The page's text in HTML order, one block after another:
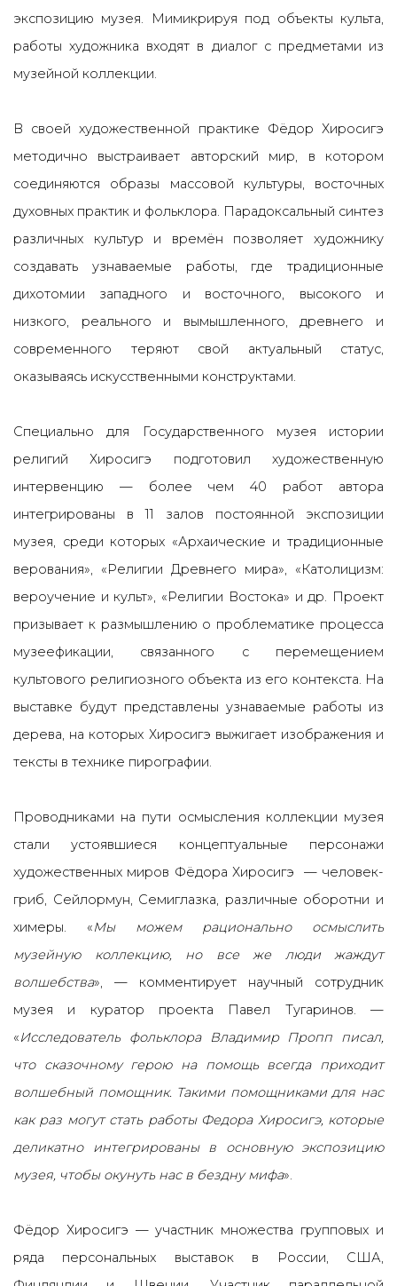
экспозицию музея. Мимикрируя под объекты культа,
работы художника входят в диалог с предметами из
музейной коллекции.
В своей художественной практике Фёдор Хиросигэ
методично выстраивает авторский мир, в котором
соединяются образы массовой культуры, восточных
духовных практик и фольклора. Парадоксальный синтез
различных культур и времён позволяет художнику
создавать узнаваемые работы, где традиционные
дихотомии западного и восточного, высокого и
низкого, реального и вымышленного, древнего и
современного теряют свой актуальный статус,
оказываясь искусственными конструктами.
Специально для Государственного музея истории
религий Хиросигэ подготовил художественную
интервенцию — более чем 40 работ автора
интегрированы в 11 залов постоянной экспозиции
музея, среди которых «Архаические и традиционные
верования», «Религии Древнего мира», «Католицизм:
вероучение и культ», «Религии Востока» и др. Проект
призывает к размышлению о проблематике процесса
музеефикации, связанного с перемещением
культового религиозного объекта из его контекста. На
выставке будут представлены узнаваемые работы из
дерева, на которых Хиросигэ выжигает изображения и
тексты в технике пирографии.
Проводниками на пути осмысления коллекции музея
стали устоявшиеся концептуальные персонажи
художественных миров Фёдора Хиросигэ — человек-
гриб, Сейлормун, Семиглазка, различные оборотни и
химеры. «Мы можем рационально осмыслить
музейную коллекцию, но все же люди жаждут
волшебства», — комментирует научный сотрудник
музея и куратор проекта Павел Тугаринов. —
«Исследователь фольклора Владимир Пропп писал,
что сказочному герою на помощь всегда приходит
волшебный помощник. Такими помощниками для нас
как раз могут стать работы Федора Хиросигэ, которые
деликатно интегрированы в основную экспозицию
музея, чтобы окунуть нас в бездну мифа».
Фёдор Хиросигэ — участник множества групповых и
ряда персональных выставок в России, США,